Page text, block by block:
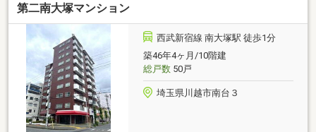
第二南大塚マンション
西武新宿線 南大塚駅 徒歩1分
築46年4ヶ月/10階建
総戸数50戸
埼玉県川越市南台３